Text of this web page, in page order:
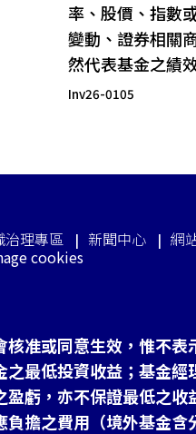
率、股價、指數
變動、證券相關
然代表基金之績
Inv26-0105
治理專區 新聞中心
網
cookies
核准或同意生效，惟不
之最低投資收益；基金經
盈虧，亦不保證最低之
負擔之費用（境外基金